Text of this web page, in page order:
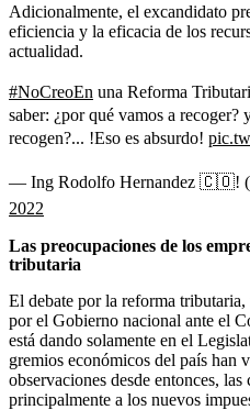
Adicionalmente, el excandidato
eficiencia y la eficacia de los
actualidad.
#NoCreoEn una Reforma
saber: ¿por qué vamos a
recogen?... !Eso es absurdo!
— Ing Rodolfo Hernandez 🇨🇴!
2022
Las preocupaciones de los
tributaria
El debate por la reforma tributaria,
por el Gobierno nacional ante el
está dando solamente en el
gremios económicos del país han
observaciones desde entonces, las
principalmente a los nuevos